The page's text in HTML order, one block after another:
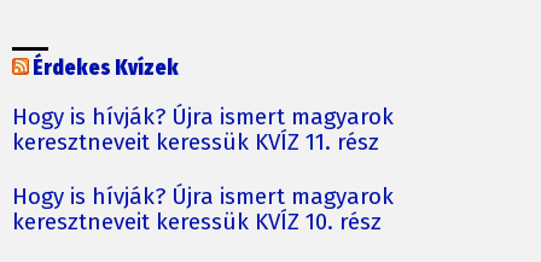
Érdekes Kvízek
Hogy is hívják? Újra ismert magyarok
keresztneveit keressük KVÍZ 11. rész
Hogy is hívják? Újra ismert magyarok
keresztneveit keressük KVÍZ 10. rész